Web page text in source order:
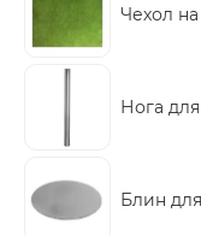
Чехол на
Нога
Блин